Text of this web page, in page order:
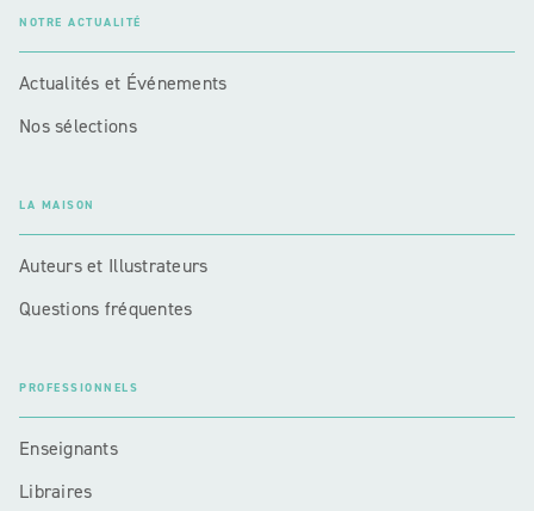
NOTRE ACTUALITÉ
Actualités et Événements
Nos sélections
LA MAISON
Auteurs et Illustrateurs
Questions fréquentes
PROFESSIONNELS
Enseignants
Libraires